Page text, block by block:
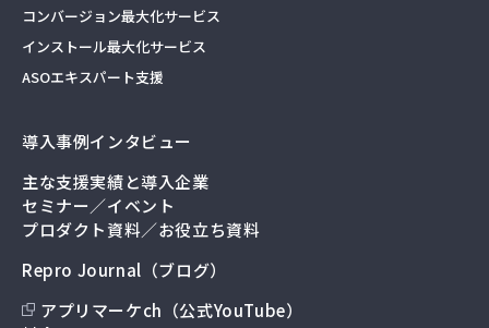
コンバージョン最大化サービス
インストール最大化サービス
ASOエキスパート支援
導入事例インタビュー
主な支援実績と導入企業
セミナー／イベント
プロダクト資料／お役立ち資料
Repro Journal（ブログ）
アプリマーケch（公式YouTube）